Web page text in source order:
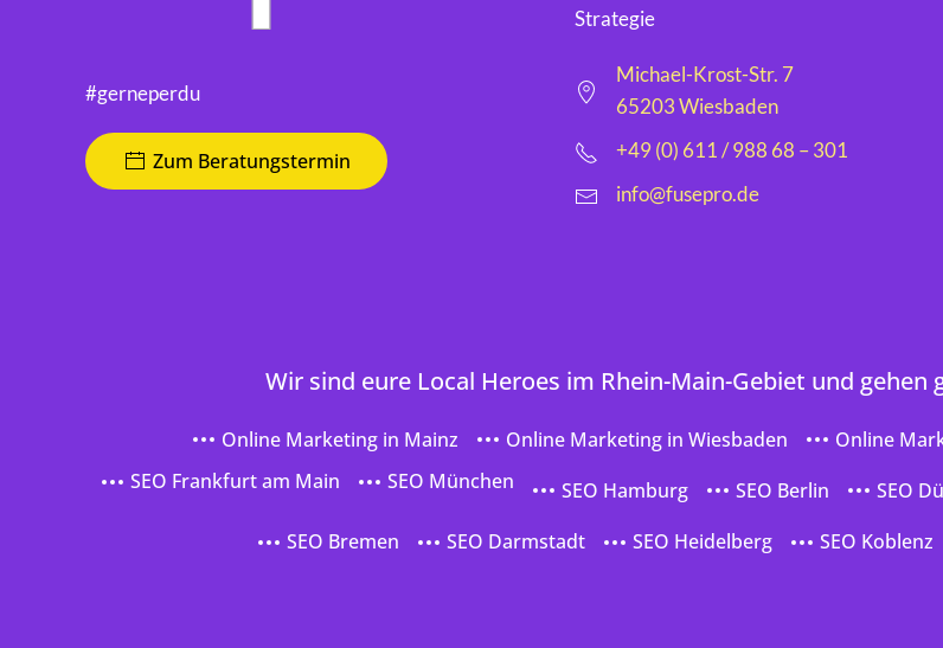
#gerneperdu
Zum Beratungstermin
Strategie
Michael-Krost-Str. 7
65203 Wiesbaden
+49 (0) 611 / 988 68 – 301
info@fusepro.de
Wir sind eure Local Heroes im Rhein-Main-Gebiet und
Online Marketing in Mainz Online Marketing in Wiesbaden Online
SEO Frankfurt am Main
SEO München SEO Hamburg SEO Berlin SEO
SEO Bremen
SEO Darmstadt SEO Heidelberg SEO Koblenz